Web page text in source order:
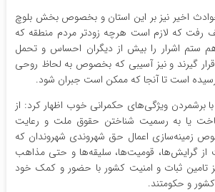
اخیر نیز بر این استان و بخصوص بخش بلوچ
که لازم است هرچه زودتر مردم منطقه که
ستم اشرار را بیش از دیگران احساس و تحمل
قرار گیرند و نیز آسیبی که بخصوص به لحاظ روحی
است تا آنجا که ممکن است جبران شود.
برشمردن ویژگی‌های حکمرانی خوب اظهار کرد: از
یا به رسمیت شناختن حقوق ملت و رعایت
زمینه‌سازی اعمال حق شهروندی شهروندان که
از گرایش‌ها، قومیت‌ها، سلیقه‌ها و حتی مذاهب
ثبات و امنیت کشور با حضور و کمک خود
و حکومتند.